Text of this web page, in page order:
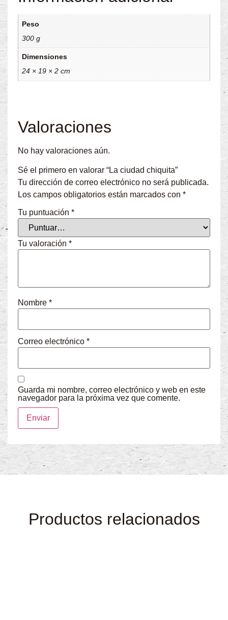
Peso
300 g
Dimensiones
24 × 19 × 2 cm
Valoraciones
No hay valoraciones aún.
Sé el primero en valorar “La ciudad chiquita”
Tu dirección de correo electrónico no será publicada.
Los campos obligatorios están marcados con *
Tu puntuación *
Tu valoración *
Nombre *
Correo electrónico *
Guarda mi nombre, correo electrónico y web en este
navegador para la próxima vez que comente.
Productos relacionados